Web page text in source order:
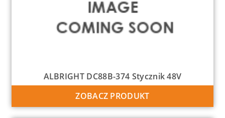
ALBRIGHT DC88B-374 Stycznik 48V
ZOBACZ PRODUKT